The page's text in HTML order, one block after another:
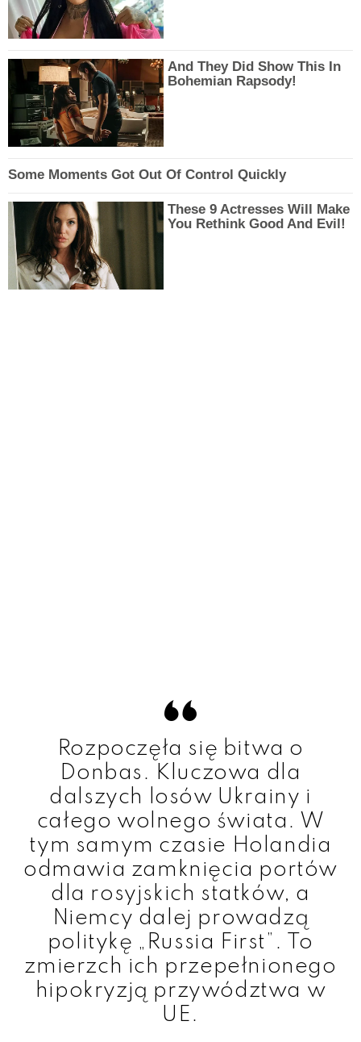
And They Did Show This In
Bohemian Rapsody!
Some Moments Got Out Of Control Quickly
These 9 Actresses Will Make
You Rethink Good And Evil!
Rozpoczęła się bitwa o
Donbas. Kluczowa dla
dalszych losów Ukrainy i
całego wolnego świata. W
tym samym czasie Holandia
odmawia zamknięcia portów
dla rosyjskich statków, a
Niemcy dalej prowadzą
politykę „Russia First”. To
zmierzch ich przepełnionego
hipokryzją przywództwa w
UE.